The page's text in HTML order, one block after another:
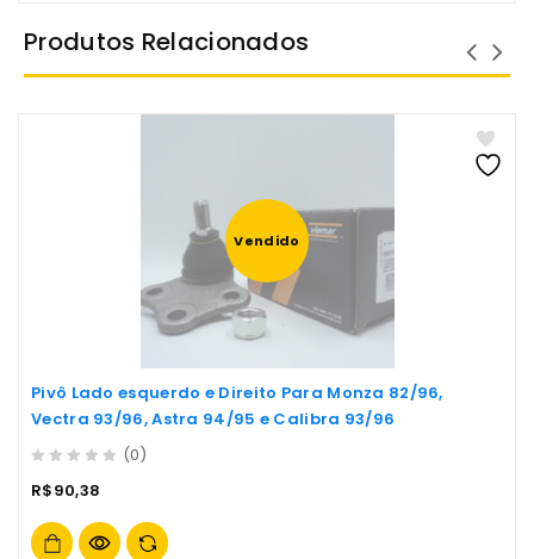
Produtos Relacionados
Vendido
Pivô Lado esquerdo e Direito Para Monza 82/96,
Vectra 93/96, Astra 94/95 e Calibra 93/96
out
5
(0)
R$90,38